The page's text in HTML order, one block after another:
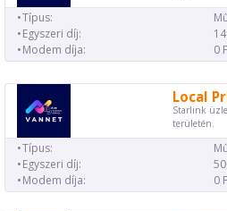
Típus:
Egyszeri díj:
Modem díja:
0
Local
Starlink
területén.
Típus:
Egyszeri díj:
Modem díja:
0